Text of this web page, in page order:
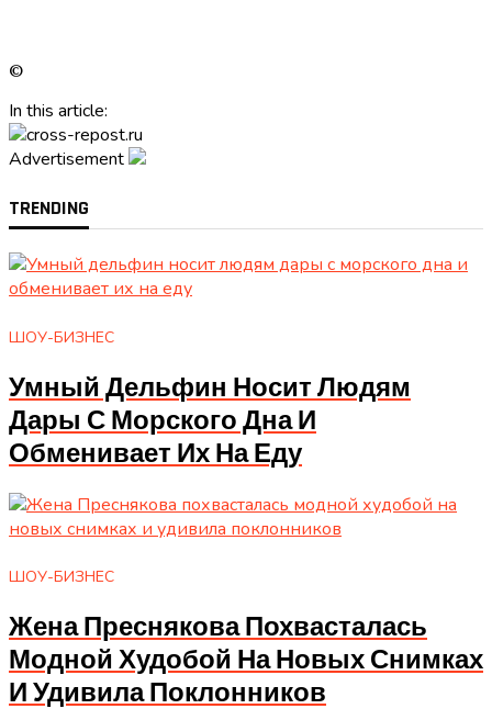
©
In this article:
Advertisement
TRENDING
ШОУ-БИЗНЕС
Умный Дельфин Носит Людям
Дары С Морского Дна И
Обменивает Их На Еду
ШОУ-БИЗНЕС
Жена Преснякова Похвасталась
Модной Худобой На Новых Снимках
И Удивила Поклонников